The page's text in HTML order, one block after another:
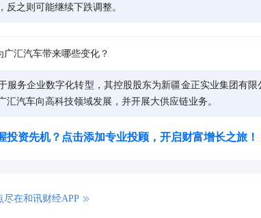
反之则可能继续下跌调整。
广汇汽车带来哪些变化？
服务企业数字化转型，其控股股东为新疆金正实业集团有限
汇汽车向高科技领域发展，并开展大供应链业务。
投资先机？点击添加专业投顾，开启财富增长之旅！
尽在和讯财经APP